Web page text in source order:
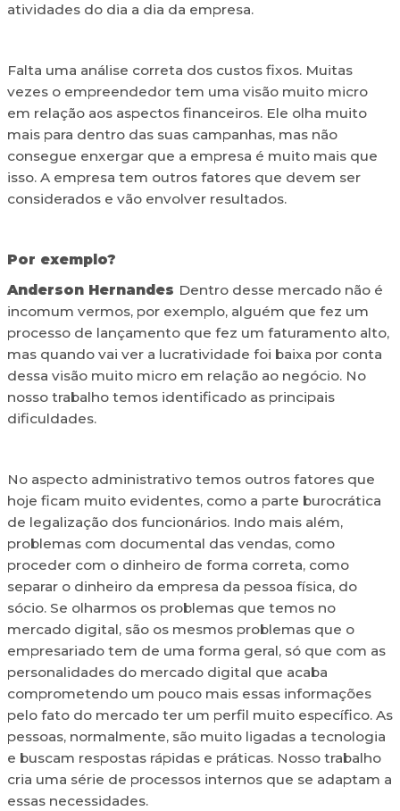
atividades do dia a dia da empresa.
Falta uma análise correta dos custos fixos. Muitas
vezes o empreendedor tem uma visão muito micro
em relação aos aspectos financeiros. Ele olha muito
mais para dentro das suas campanhas, mas não
consegue enxergar que a empresa é muito mais que
isso. A empresa tem outros fatores que devem ser
considerados e vão envolver resultados.
Por exemplo?
Anderson Hernandes Dentro desse mercado não é
incomum vermos, por exemplo, alguém que fez um
processo de lançamento que fez um faturamento alto,
mas quando vai ver a lucratividade foi baixa por conta
dessa visão muito micro em relação ao negócio. No
nosso trabalho temos identificado as principais
dificuldades.
No aspecto administrativo temos outros fatores que
hoje ficam muito evidentes, como a parte burocrática
de legalização dos funcionários. Indo mais além,
problemas com documental das vendas, como
proceder com o dinheiro de forma correta, como
separar o dinheiro da empresa da pessoa física, do
sócio. Se olharmos os problemas que temos no
mercado digital, são os mesmos problemas que o
empresariado tem de uma forma geral, só que com as
personalidades do mercado digital que acaba
comprometendo um pouco mais essas informações
pelo fato do mercado ter um perfil muito específico. As
pessoas, normalmente, são muito ligadas a tecnologia
e buscam respostas rápidas e práticas. Nosso trabalho
cria uma série de processos internos que se adaptam a
essas necessidades.